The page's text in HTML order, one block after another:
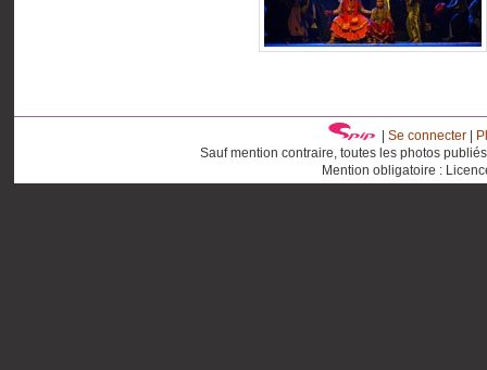
Se connecter|
Sauf mention contraire, toutes les photos
Mention obligatoire :